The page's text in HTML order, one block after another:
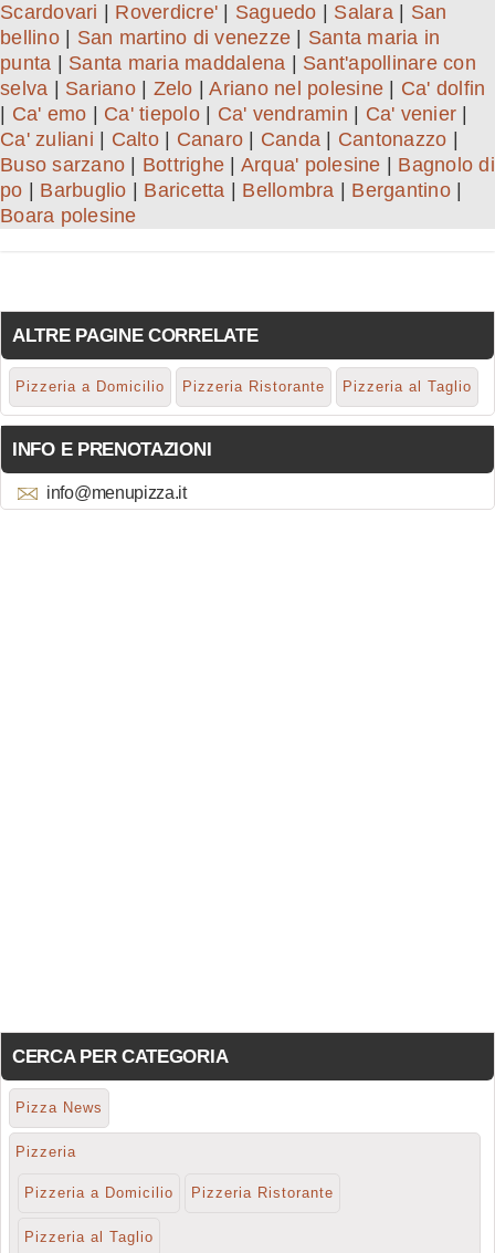
Scardovari
Roverdicre' Saguedo Salara| San
bellino| San martino di venezze
Santa maria in
punta
Santa maria maddalena
Sant'apollinare con
selva
Sariano| Zelo |Ariano nel polesine
Ca' dolfin
Ca' emo Ca' tiepolo| Ca' vendramin Ca' venier
Ca' zuliani
Calto| Canaro Canda Cantonazzo
Buso sarzano
Bottrighe Arqua' polesine
Bagnolo di
po
Barbuglio Baricetta Bellombra Bergantino|
Boara polesine
ALTRE PAGINE CORRELATE
Pizzeria a Domicilio Pizzeria Ristorante Pizzeria al Taglio
INFO E PRENOTAZIONI
info@menupizza.it
CERCA PER CATEGORIA
Pizza News
Pizzeria
Pizzeria a Domicilio Pizzeria Ristorante
Pizzeria al Taglio